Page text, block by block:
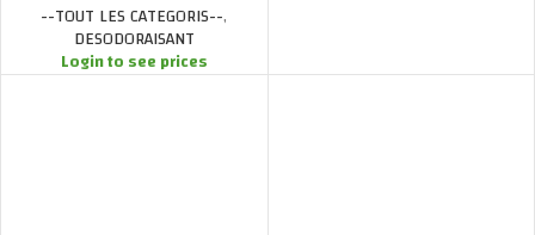
--TOUT LES CATEGORIS--,
DESODORAISANT
Login to see prices